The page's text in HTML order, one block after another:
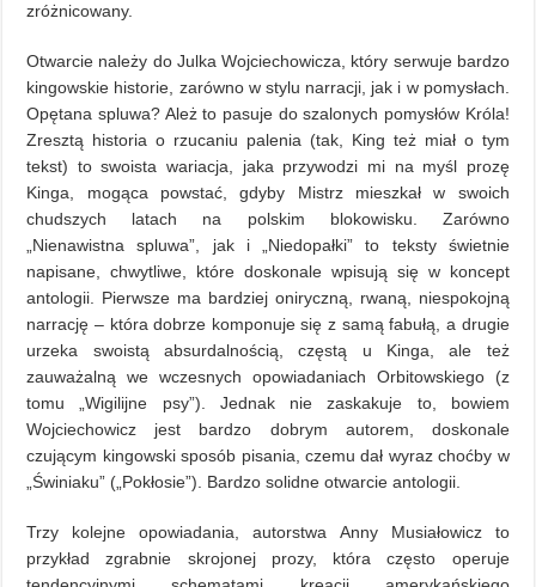
zróżnicowany.
Otwarcie należy do Julka Wojciechowicza, który serwuje bardzo
kingowskie historie, zarówno w stylu narracji, jak i w pomysłach.
Opętana spluwa? Ależ to pasuje do szalonych pomysłów Króla!
Zresztą historia o rzucaniu palenia (tak, King też miał o tym
tekst) to swoista wariacja, jaka przywodzi mi na myśl prozę
Kinga, mogąca powstać, gdyby Mistrz mieszkał w swoich
chudszych latach na polskim blokowisku. Zarówno
„Nienawistna spluwa”, jak i „Niedopałki” to teksty świetnie
napisane, chwytliwe, które doskonale wpisują się w koncept
antologii. Pierwsze ma bardziej oniryczną, rwaną, niespokojną
narrację – która dobrze komponuje się z samą fabułą, a drugie
urzeka swoistą absurdalnością, częstą u Kinga, ale też
zauważalną we wczesnych opowiadaniach Orbitowskiego (z
tomu „Wigilijne psy”). Jednak nie zaskakuje to, bowiem
Wojciechowicz jest bardzo dobrym autorem, doskonale
czującym kingowski sposób pisania, czemu dał wyraz choćby w
„Świniaku” („Pokłosie”). Bardzo solidne otwarcie antologii.
Trzy kolejne opowiadania, autorstwa Anny Musiałowicz to
przykład zgrabnie skrojonej prozy, która często operuje